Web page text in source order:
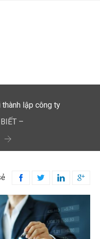
lập công ty
–

   